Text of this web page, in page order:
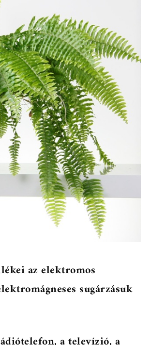
az elektromos
sugárzásuk